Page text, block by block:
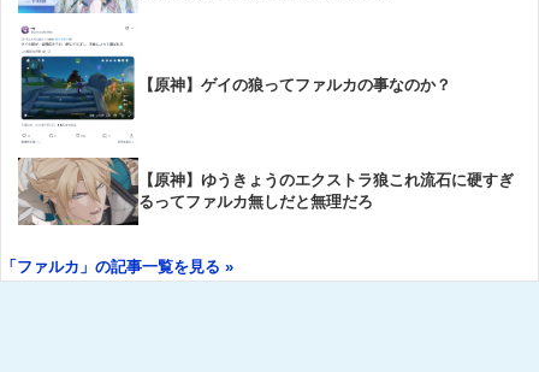
【原神】ゲイの狼ってファルカの事なのか？
【原神】ゆうきょうのエクストラ狼これ流石に硬すぎ
るってファルカ無しだと無理だろ
「ファルカ」の記事一覧を見る »